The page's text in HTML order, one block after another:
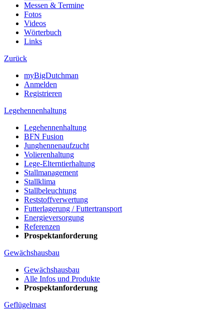
Messen & Termine
Fotos
Videos
Wörterbuch
Links
Zurück
myBigDutchman
Anmelden
Registrieren
Legehennenhaltung
Legehennenhaltung
BFN Fusion
Junghennenaufzucht
Volierenhaltung
Lege-Elterntierhaltung
Stallmanagement
Stallklima
Stallbeleuchtung
Reststoffverwertung
Futterlagerung / Futtertransport
Energieversorgung
Referenzen
Prospektanforderung
Gewächshausbau
Gewächshausbau
Alle Infos und Produkte
Prospektanforderung
Geflügelmast